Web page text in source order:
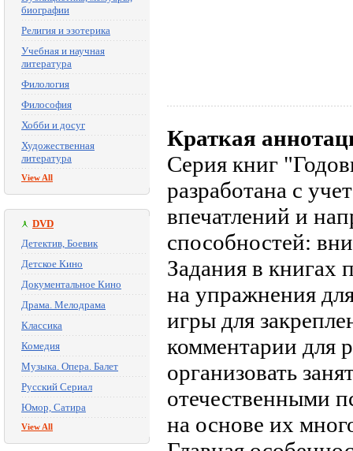
биографии
Религия и эзотерика
Учебная и научная
литература
Филология
Философия
Хобби и досуг
Художественная
литература
View All
DVD
Детектив, Боевик
Детское Кино
Документальное Кино
Драма. Мелодрама
Классика
Комедия
Музыка. Опера. Балет
Русский Сериал
Юмор, Сатира
View All
Краткая
Серия книг
разработана с
впечатлений и
способностей:
Задания в книгах
на упражнения
игры для
комментарии для
организовать
отечественными
на основе их